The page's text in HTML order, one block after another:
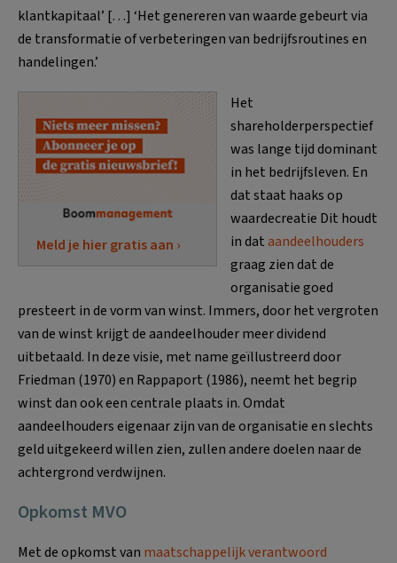
klantkapitaal’ […] ‘Het genereren van waarde gebeurt via
de transformatie of verbeteringen van bedrijfsroutines en
handelingen.’
Meld je hier gratis aan ›
Het
shareholderperspectief
was lange tijd dominant
in het bedrijfsleven. En
dat staat haaks op
waardecreatie Dit houdt
in dataandeelhouders
graag zien dat de
organisatie goed
presteert in de vorm van winst. Immers, door het vergroten
van de winst krijgt de aandeelhouder meer dividend
uitbetaald. In deze visie, met name geïllustreerd door
Friedman (1970) en Rappaport (1986), neemt het begrip
winst dan ook een centrale plaats in. Omdat
aandeelhouders eigenaar zijn van de organisatie en slechts
geld uitgekeerd willen zien, zullen andere doelen naar de
achtergrond verdwijnen.
Opkomst MVO
Met de opkomst van maatschappelijk verantwoord